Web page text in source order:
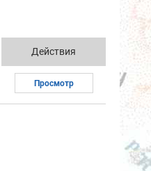
Действия
Просмотр